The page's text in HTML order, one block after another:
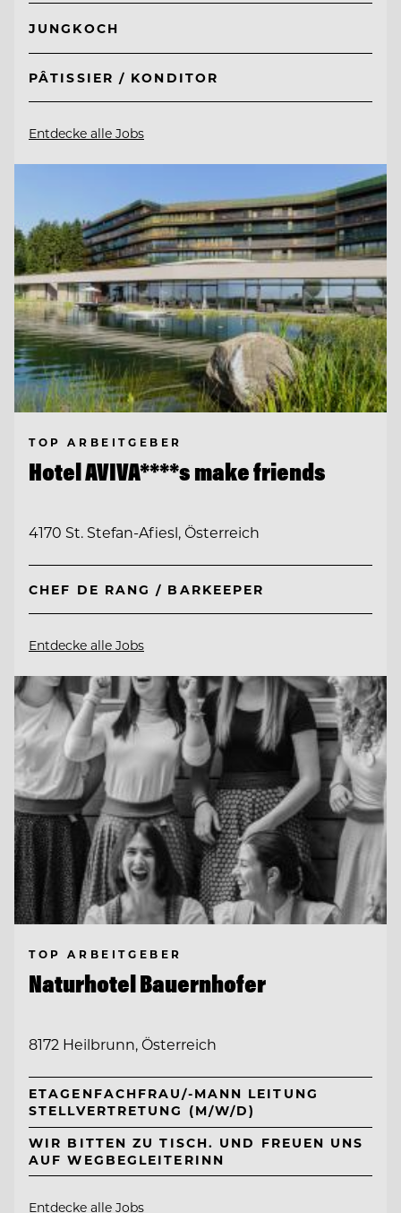
JUNGKOCH
PÂTISSIER / KONDITOR
Entdecke alle Jobs
TOP ARBEITGEBER
Hotel AVIVA****s make friends
4170 St. Stefan-Afiesl, Österreich
CHEF DE RANG / BARKEEPER
Entdecke alle Jobs
TOP ARBEITGEBER
Naturhotel Bauernhofer
8172 Heilbrunn, Österreich
ETAGENFACHFRAU/-MANN LEITUNG
STELLVERTRETUNG (M/W/D)
WIR BITTEN ZU TISCH. UND FREUEN UNS
AUF WEGBEGLEITERINN
Entdecke alle Jobs